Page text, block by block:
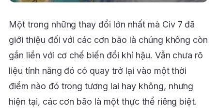
Một trong những thay đổi lớn nhất mà Civ 7 đã
giới thiệu đối với các cơn bão là chúng không còn
gắn liền với cơ chế biến đổi khí hậu. Vẫn chưa rõ
liệu tính năng đó có quay trở lại vào một thời
điểm nào đó trong tương lai hay không, nhưng
hiện tại, các cơn bão là một thực thể riêng biệt.